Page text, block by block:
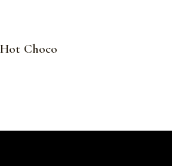
Hot Choco